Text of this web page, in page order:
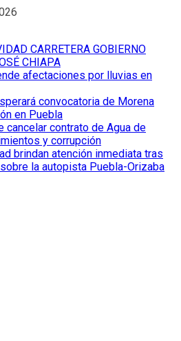
CARRETERA GOBIERNO
CHIAPA
afectaciones por lluvias en
convocatoria de Morena
en Puebla
cancelar contrato de Agua de
y corrupción
brindan atención inmediata tras
la autopista Puebla-Orizaba